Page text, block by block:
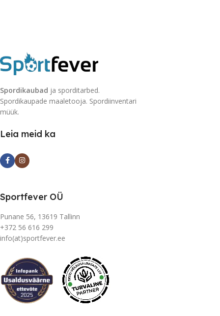
Spordikaubad ja sporditarbed.
Spordikaupade maaletooja. Spordiinventari
müük.
Leia meid ka
Sportfever OÜ
Punane 56, 13619 Tallinn
+372 56 616 299
info(at)sportfever.ee